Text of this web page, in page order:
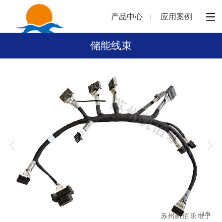
产品中心 应用案例
储能线束
1/5